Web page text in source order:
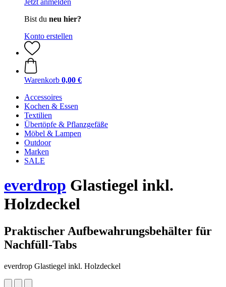
Jetzt anmelden
Bist du neu hier?
Konto erstellen
Warenkorb 0,00 €
Accessoires
Kochen & Essen
Textilien
Übertöpfe & Pflanzgefäße
Möbel & Lampen
Outdoor
Marken
SALE
everdrop Glastiegel inkl.
Holzdeckel
Praktischer Aufbewahrungsbehälter für
Nachfüll-Tabs
everdrop Glastiegel inkl. Holzdeckel